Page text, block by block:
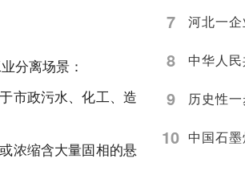
分离场景：
市政污水、化工、造
浓缩含大量固相的悬
7
8
9
10